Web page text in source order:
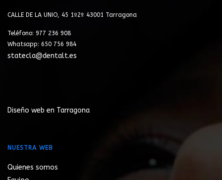
CALLE DE LA UNIO, 45 1º2ª 43001 Tarragona
Teléfono: 977 236 908
Whatsapp: 650 756 984
statecla@dentalt.es
Diseño web en Tarragona
NUESTRA WEB
Quienes somos